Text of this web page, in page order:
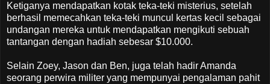
Ketiganya mendapatkan kotak teka-teki misterius, setelah
berhasil memecahkan teka-teki muncul kertas kecil sebagai
undangan mereka untuk mendapatkan mengikuti sebuah
tantangan dengan hadiah sebesar $10.000.
Selain Zoey, Jason dan Ben, juga telah hadir Amanda
seorang perwira militer yang mempunyai pengalaman pahit